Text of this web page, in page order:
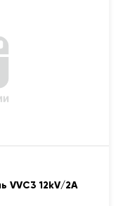
VVC3 12kV/2A